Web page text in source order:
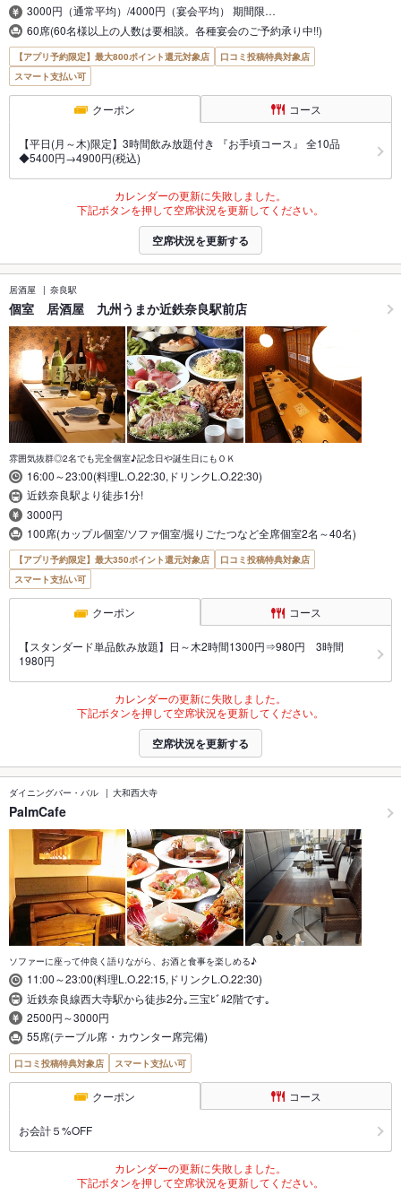
3000円（通常平均）/4000円（宴会平均） 期間限…
60席(60名様以上の人数は要相談。各種宴会のご予約承り中!!)
【アプリ予約限定】最大800ポイント還元対象店
口コミ投稿特典対象店
スマート支払い可
クーポン コース
【平日(月～木)限定】3時間飲み放題付き 『お手頃コース』 全10品
◆5400円→4900円(税込)
カレンダーの更新に失敗しました。
下記ボタンを押して空席状況を更新してください。
空席状況を更新する
居酒屋 奈良駅
個室 居酒屋 九州うまか近鉄奈良駅前店
雰囲気抜群◎2名でも完全個室♪記念日や誕生日にもＯＫ
16:00～23:00(料理L.O.22:30,ドリンクL.O.22:30)
近鉄奈良駅より徒歩1分!
3000円
100席(カップル個室/ソファ個室/掘りごたつなど全席個室2名～40名)
【アプリ予約限定】最大350ポイント還元対象店
口コミ投稿特典対象店
スマート支払い可
クーポン コース
【スタンダード単品飲み放題】日～木2時間1300円⇒980円 3時間
1980円
カレンダーの更新に失敗しました。
下記ボタンを押して空席状況を更新してください。
空席状況を更新する
ダイニングバー・バル 大和西大寺
PalmCafe
ソファーに座って仲良く語りながら、お酒と食事を楽しめる♪
11:00～23:00(料理L.O.22:15,ドリンクL.O.22:30)
近鉄奈良線西大寺駅から徒歩2分｡三宝ﾋﾞﾙ2階です｡
2500円～3000円
55席(テーブル席・カウンター席完備)
口コミ投稿特典対象店 スマート支払い可
クーポン コース
お会計５%OFF
カレンダーの更新に失敗しました。
下記ボタンを押して空席状況を更新してください。